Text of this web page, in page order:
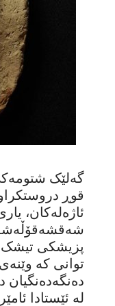
گەلێک
قوڕ
ئاژەلەکان،
پزیشکی تیشک
توانی کە
لە ئێستادا